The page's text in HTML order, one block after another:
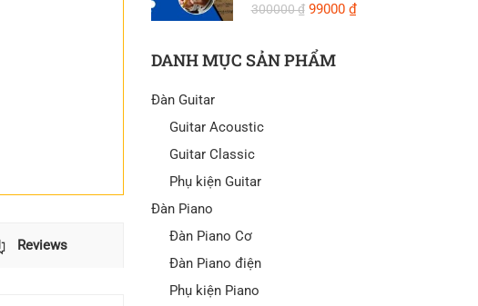
Reviews
300000 ₫ 99000 ₫
DANH MỤC SẢN PHẨM
Đàn Guitar
Guitar Acoustic
Guitar Classic
Phụ kiện Guitar
Đàn Piano
Đàn Piano Cơ
Đàn Piano điện
Phụ kiện Piano